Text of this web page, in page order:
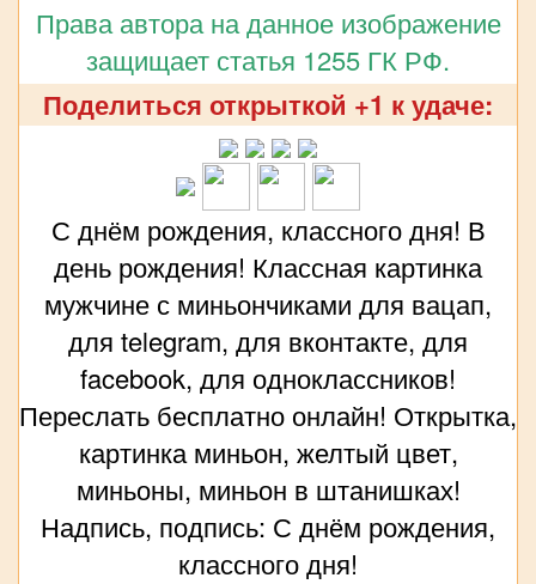
Права автора на данное изображение
защищает статья 1255 ГК РФ.
Поделиться открыткой +1 к удаче:
С днём рождения, классного дня! В
день рождения! Классная картинка
мужчине с миньончиками для вацап,
для telegram, для вконтакте, для
facebook, для одноклассников!
Переслать бесплатно онлайн! Открытка,
картинка миньон, желтый цвет,
миньоны, миньон в штанишках!
Надпись, подпись: С днём рождения,
классного дня!